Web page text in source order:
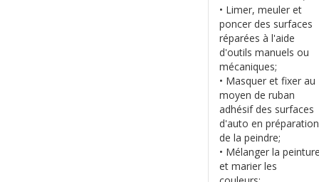
• Limer, meuler et
poncer des surfaces
réparées à l'aide
d'outils manuels ou
mécaniques;
• Masquer et fixer au
moyen de ruban
adhésif des surfaces
d'auto en préparation
de la peindre;
• Mélanger la
et marier les